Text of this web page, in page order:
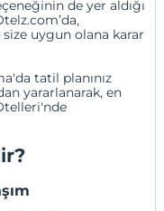
de yer aldığı
uygun olana karar
tatil planınız
yararlanarak, en
'nde